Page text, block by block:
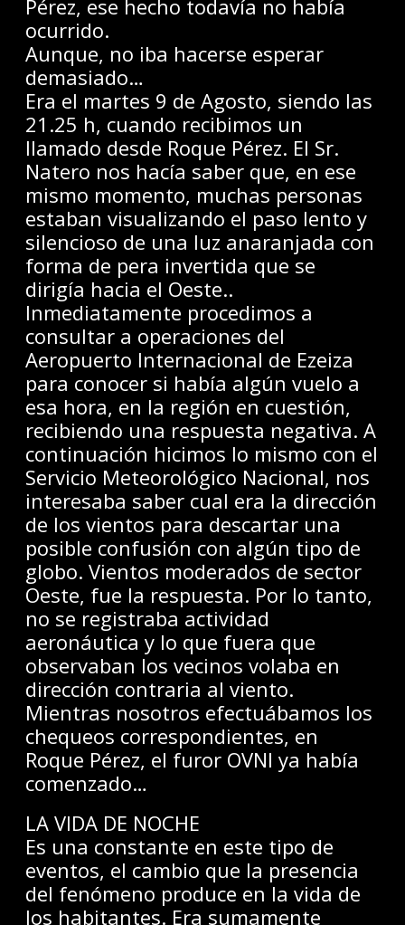
Pérez, ese hecho todavía no había
ocurrido.
Aunque, no iba hacerse esperar
demasiado…
Era el martes 9 de Agosto, siendo las
21.25 h, cuando recibimos un
llamado desde Roque Pérez. El Sr.
Natero nos hacía saber que, en ese
mismo momento, muchas personas
estaban visualizando el paso lento y
silencioso de una luz anaranjada con
forma de pera invertida que se
dirigía hacia el Oeste..
Inmediatamente procedimos a
consultar a operaciones del
Aeropuerto Internacional de Ezeiza
para conocer si había algún vuelo a
esa hora, en la región en cuestión,
recibiendo una respuesta negativa. A
continuación hicimos lo mismo con el
Servicio Meteorológico Nacional, nos
interesaba saber cual era la dirección
de los vientos para descartar una
posible confusión con algún tipo de
globo. Vientos moderados de sector
Oeste, fue la respuesta. Por lo tanto,
no se registraba actividad
aeronáutica y lo que fuera que
observaban los vecinos volaba en
dirección contraria al viento.
Mientras nosotros efectuábamos los
chequeos correspondientes, en
Roque Pérez, el furor OVNI ya había
comenzado…
LA VIDA DE NOCHE
Es una constante en este tipo de
eventos, el cambio que la presencia
del fenómeno produce en la vida de
los habitantes. Era sumamente